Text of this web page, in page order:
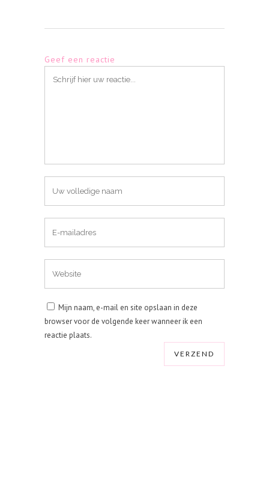
Geef een reactie
Mijn naam, e-mail en site opslaan in deze
browser voor de volgende keer wanneer ik een
reactie plaats.